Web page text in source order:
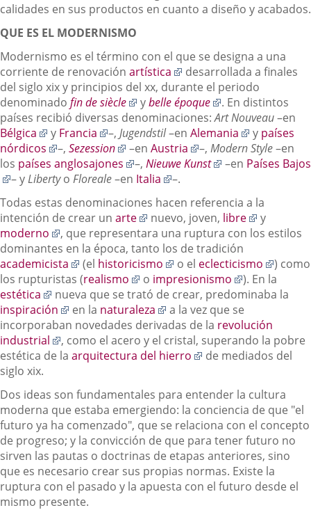
calidades en sus productos en cuanto a diseño y acabados.
QUE ES EL MODERNISMO
Modernismo es el término con el que se designa a una
corriente de renovación artística
Enlace
a
una
aplicación
externa.
desarrollada a finales
del siglo xix y principios del xx, durante el periodo
denominado fin de siècle
Enlace
a
una
aplicación
externa.
ybelle époque
Enlace
a
una
aplicación
externa.
. En distintos
países recibió diversas denominaciones:Art Nouveau–en
Bélgica
Enlace
a
una
aplicación
y Francia
Enlace
a
una
aplicación
–, Jugendstil–en Alemania
Enlace
a
una
y países
nórdicos
Enlace
a
una
externa.
–, Sezession
Enlace
a
una
externa.
–en Austria
Enlace
a
externa.
–, Modern Style–en
los países anglosajones
Enlace
a
aplicación
externa.
–, Nieuwe Kunst
Enlace
aplicación
externa.
–en Países Bajos
Enlace
una
aplicación
externa.
– yLibertyo Floreale–en Italia
Enlace
una
aplicación
externa.
–.
Todas estas denominaciones hacen referencia a la
intención de crear un arte
Enlace
a
una
aplicación
externa.
nuevo, joven, libre
Enlace
a
aplicación
externa.
y
moderno
Enlace
a
una
aplicación
externa.
, que representara una ruptura con los estilos
dominantes en la época, tanto los de tradición
academicista
Enlace
a
una
aplicación
externa.
(el historicismo
Enlace
a
una
aplicación
externa.
o el eclecticismo
Enlace
a
una
) como
los rupturistas (realismo
Enlace
a
una
aplicación
externa.
o impresionismo
Enlace
a
una
aplicación
externa.
). En la
estética
Enlace
a
una
aplicación
externa.
nueva que se trató de crear, predominaba la
inspiración
Enlace
a
una
aplicación
en la naturaleza
Enlace
a
una
aplicación
a la vez que se
incorporaban novedades derivadas de la revolución
industrial
Enlace
a
externa.
, como el acero y el cristal, superando la pobre
estética de la arquitectura del hierro
Enlace
aplicación
externa.
de mediados del
siglo xix.
Dos ideas son fundamentales para entender la cultura
moderna que estaba emergiendo: la conciencia de que "el
futuro ya ha comenzado", que se relaciona con el concepto
de progreso; y la convicción de que para tener futuro no
sirven las pautas o doctrinas de etapas anteriores, sino
que es necesario crear sus propias normas. Existe la
ruptura con el pasado y la apuesta con el futuro desde el
mismo presente.